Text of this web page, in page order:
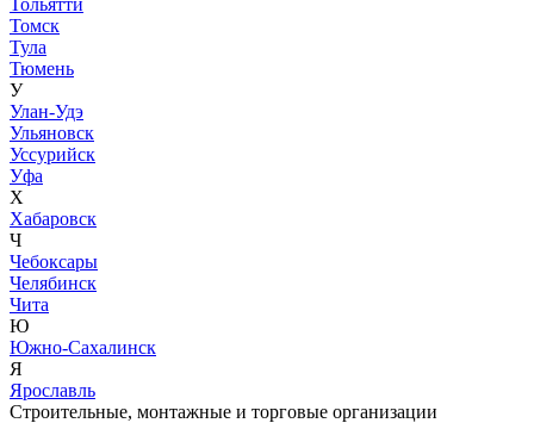
Томск
Тула
Тюмень
У
Улан-Удэ
Ульяновск
Уссурийск
Уфа
Х
Хабаровск
Ч
Чебоксары
Челябинск
Чита
Ю
Южно-Сахалинск
Я
Ярославль
Строительные, монтажные и торговые организации